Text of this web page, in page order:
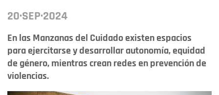
20·SEP·2024
En las Manzanas del Cuidado existen espacios
para ejercitarse y desarrollar autonomía, equidad
de género, mientras crean redes en prevención de
violencias.